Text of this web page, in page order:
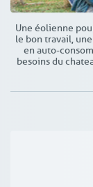
Une éolienne
le bon travail,
en auto-
besoins du